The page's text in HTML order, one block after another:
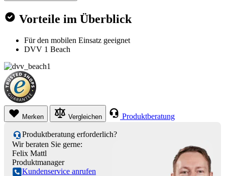
Vorteile im Überblick
Für den mobilen Einsatz geeignet
DVV 1 Beach
Merken Vergleichen Produktberatung
Produktberatung erforderlich?
Wir beraten Sie gerne:
Felix Mattl
Produktmanager
Kundenservice anrufen